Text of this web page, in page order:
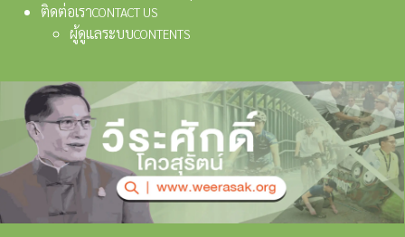
ติดต่อเราCONTACT US
ผู้ดูแลระบบCONTENTS